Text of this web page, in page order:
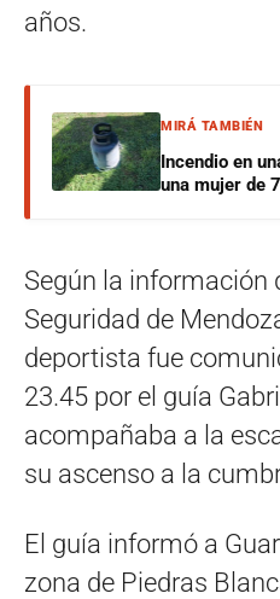
años.
MIRÁ TAMBIÉN
Incendio en
una mujer de
Según la información
Seguridad de
deportista fue
23.45 por el guía
acompañaba a la
su ascenso a la
El guía informó a
zona de Piedras